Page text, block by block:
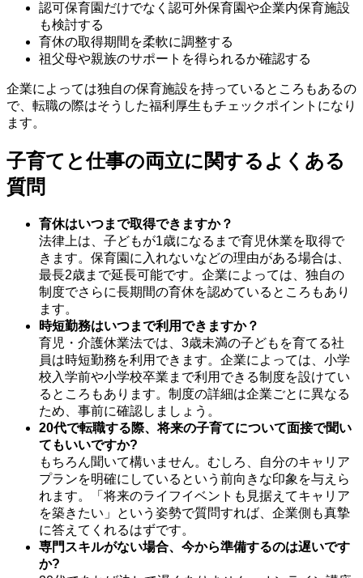
認可保育園だけでなく認可外保育園や企業内保育施設
も検討する
育休の取得期間を柔軟に調整する
祖父母や親族のサポートを得られるか確認する
企業によっては独自の保育施設を持っているところもあるの
で、転職の際はそうした福利厚生もチェックポイントになり
ます。
子育てと仕事の両立に関するよくある
質問
育休はいつまで取得できますか？
法律上は、子どもが1歳になるまで育児休業を取得で
きます。保育園に入れないなどの理由がある場合は、
最長2歳まで延長可能です。企業によっては、独自の
制度でさらに長期間の育休を認めているところもあり
ます。
時短勤務はいつまで利用できますか？
育児・介護休業法では、3歳未満の子どもを育てる社
員は時短勤務を利用できます。企業によっては、小学
校入学前や小学校卒業まで利用できる制度を設けてい
るところもあります。制度の詳細は企業ごとに異なる
ため、事前に確認しましょう。
20代で転職する際、将来の子育てについて面接で聞い
てもいいですか?
もちろん聞いて構いません。むしろ、自分のキャリア
プランを明確にしているという前向きな印象を与えら
れます。「将来のライフイベントも見据えてキャリア
を築きたい」という姿勢で質問すれば、企業側も真摯
に答えてくれるはずです。
専門スキルがない場合、今から準備するのは遅いです
か?